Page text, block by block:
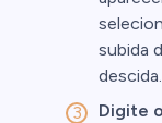
subida
descida.
Digite